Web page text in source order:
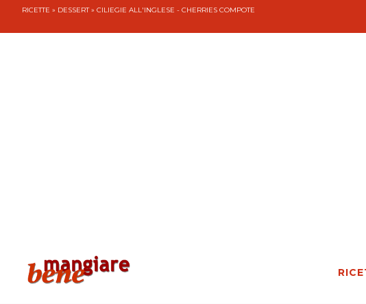
RICETTE » DESSERT» CILIEGIE ALL'INGLESE - CHERRIES COMPOTE